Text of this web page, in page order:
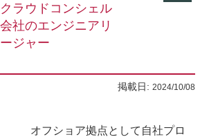
ラウドコンシェル
社のエンジニアリ
ジャー
掲載日: 2024/10/08
オフショア拠点として自社プロ